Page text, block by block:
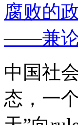
腐败的
——兼论
中国社
态，一